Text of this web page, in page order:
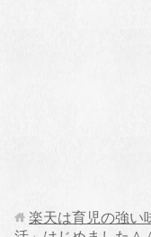
楽天は育児の強い